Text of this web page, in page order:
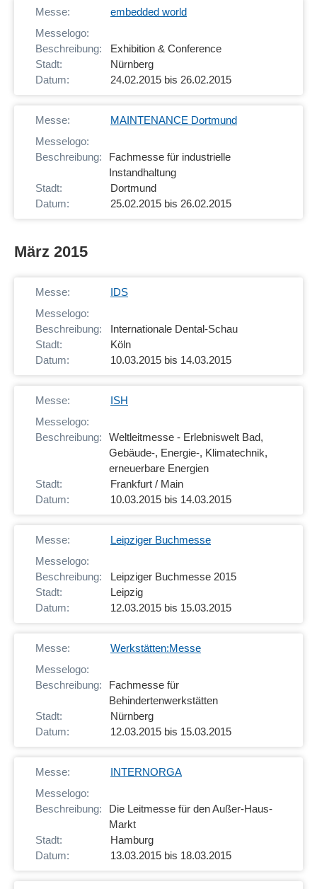
embedded world
Exhibition & Conference
Nürnberg
24.02.2015 bis 26.02.2015
MAINTENANCE Dortmund
Fachmesse für industrielle
Instandhaltung
Dortmund
25.02.2015 bis 26.02.2015
März 2015
IDS
Internationale Dental-Schau
Köln
10.03.2015 bis 14.03.2015
ISH
Weltleitmesse - Erlebniswelt Bad,
Gebäude-, Energie-, Klimatechnik,
erneuerbare Energien
Frankfurt / Main
10.03.2015 bis 14.03.2015
Leipziger Buchmesse
Leipziger Buchmesse 2015
Leipzig
12.03.2015 bis 15.03.2015
Werkstätten:Messe
Fachmesse für
Behindertenwerkstätten
Nürnberg
12.03.2015 bis 15.03.2015
INTERNORGA
Die Leitmesse für den Außer-Haus-
Markt
Hamburg
13.03.2015 bis 18.03.2015